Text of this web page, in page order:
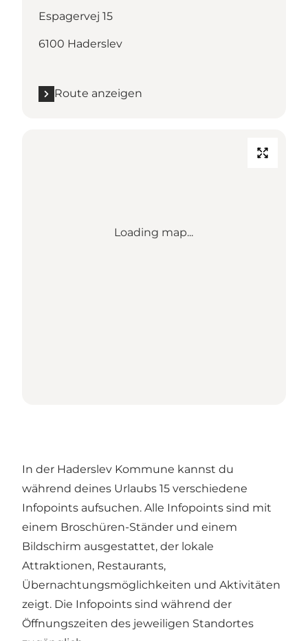
Espagervej 15
6100 Haderslev
Route anzeigen
Loading map...
In der Haderslev Kommune kannst du
während deines Urlaubs 15 verschiedene
Infopoints aufsuchen. Alle Infopoints sind mit
einem Broschüren-Ständer und einem
Bildschirm ausgestattet, der lokale
Attraktionen, Restaurants,
Übernachtungsmöglichkeiten und Aktivitäten
zeigt. Die Infopoints sind während der
Öffnungszeiten des jeweiligen Standortes